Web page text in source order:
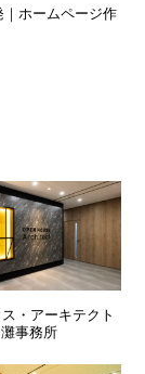
ホームページ作
・アーキテクト
事務所